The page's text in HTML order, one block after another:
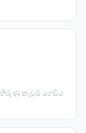
කැවුම් ගෙඩිය